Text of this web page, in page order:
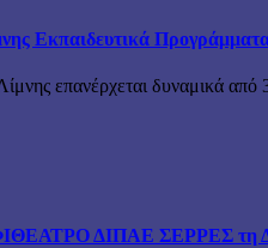
Εκπαιδευτικά
επανέρχεται δυναμικά
ΔΙΠΑΕ ΣΕΡΡΕΣ τη